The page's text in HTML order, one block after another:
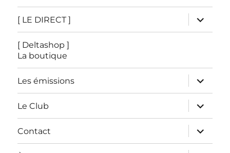
[ LE DIRECT ]
ouvrir
le
sous-
[ Deltashop ]
La boutique
Les émissions
ouvrir
le
sous-
menu
Le Club
ouvrir
le
sous-
menu
Contact
ouvrir
le
sous-